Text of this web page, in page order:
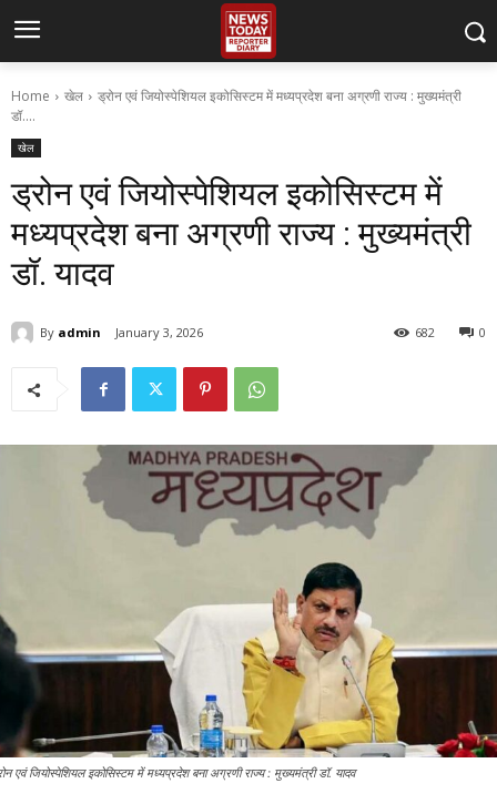
Home खेल
ड्रोन एवं जियोस्पेशियल इकोसिस्टम में मध्यप्रदेश बना अग्रणी राज्य : मुख्यमंत्री
डॉ....
खेल
ड्रोन एवं जियोस्पेशियल इकोसिस्टम में
मध्यप्रदेश बना अग्रणी राज्य : मुख्यमंत्री
डॉ. यादव
By admin January 3, 2026 0
682
एवं जियोस्पेशियल इकोसिस्टम में मध्यप्रदेश बना अग्रणी राज्य : मुख्यमंत्री डॉ. यादव